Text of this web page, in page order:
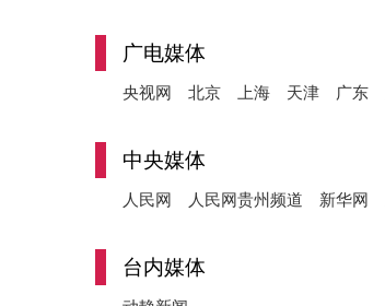
广电媒体
央视网 北京 上海 天津 广东
中央媒体
人民网 人民网贵州频道 新华网
台内媒体